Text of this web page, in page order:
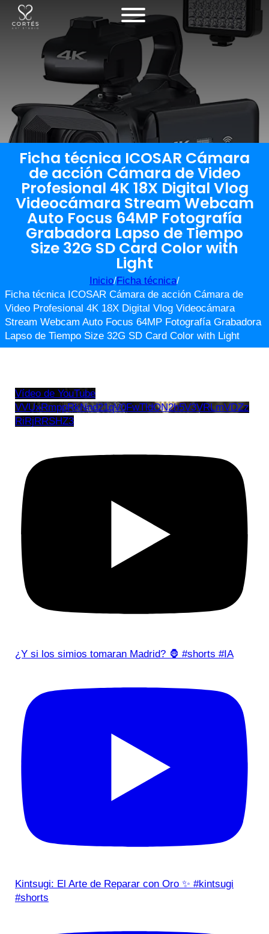
Ficha técnica ICOSAR Cámara
de acción Cámara de Video
Profesional 4K 18X Digital Vlog
Videocámara Stream Webcam
Auto Focus 64MP Fotografía
Grabadora Lapso de Tiempo
Size 32G SD Card Color with
Light
Inicio/Ficha técnica/
Ficha técnica ICOSAR Cámara de acción Cámara de
Video Profesional 4K 18X Digital Vlog Videocámara
Stream Webcam Auto Focus 64MP Fotografía Grabadora
Lapso de Tiempo Size 32G SD Card Color with Light
Vídeo de YouTube
VVUxRmppRkNnd21qV0FwTldON2h5V3VRLmVDZz
RiRjRRSHZ3
¿Y si los simios tomaran Madrid? 🦍 #shorts #IA
Kintsugi: El Arte de Reparar con Oro ✨ #kintsugi
#shorts